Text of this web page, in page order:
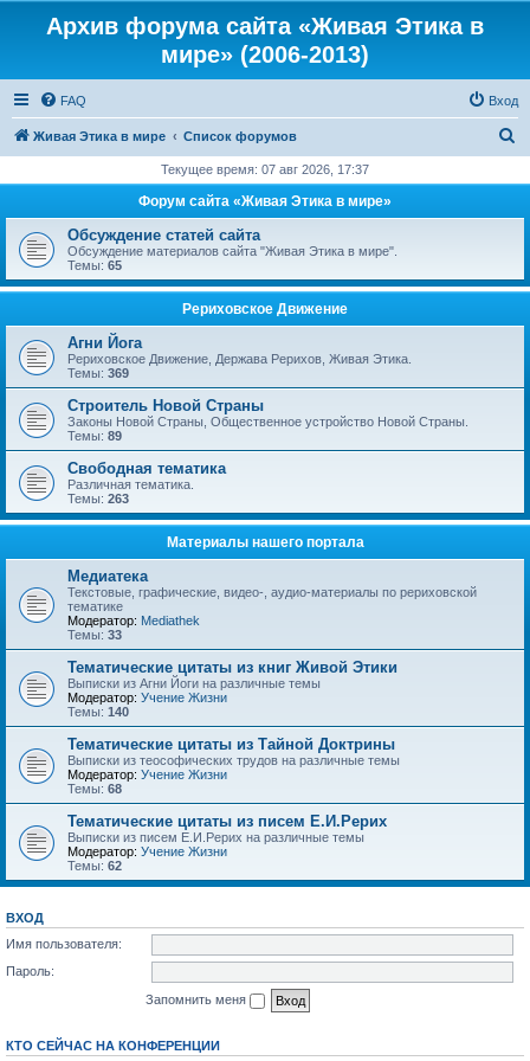
Архив форума сайта «Живая Этика в
мире» (2006-2013)
FAQ Вход
Живая Этика в мире Список форумов
с
Текущее время: 07 авг 2026, 17:37
Форум сайта «Живая Этика в мире»
Обсуждение статей сайта
Обсуждение материалов сайта "Живая Этика в мире".
Темы: 65
Рериховское Движение
Агни Йога
Рериховское Движение, Держава Рерихов, Живая Этика.
Темы: 369
Строитель Новой Страны
Законы Новой Страны, Общественное устройство Новой Страны.
Темы: 89
Свободная тематика
Различная тематика.
Темы: 263
Материалы нашего портала
Медиатека
Текстовые, графические, видео-, аудио-материалы по рериховской
тематике
Модератор: Mediathek
Темы: 33
Тематические цитаты из книг Живой Этики
Выписки из Агни Йоги на различные темы
Модератор: Учение Жизни
Темы: 140
Тематические цитаты из Тайной Доктрины
Выписки из теософических трудов на различные темы
Модератор: Учение Жизни
Темы: 68
Тематические цитаты из писем Е.И.Рерих
Выписки из писем Е.И.Рерих на различные темы
Модератор: Учение Жизни
Темы: 62
ВХОД
Имя пользователя:
Пароль:
Запомнить меня
КТО СЕЙЧАС НА КОНФЕРЕНЦИИ